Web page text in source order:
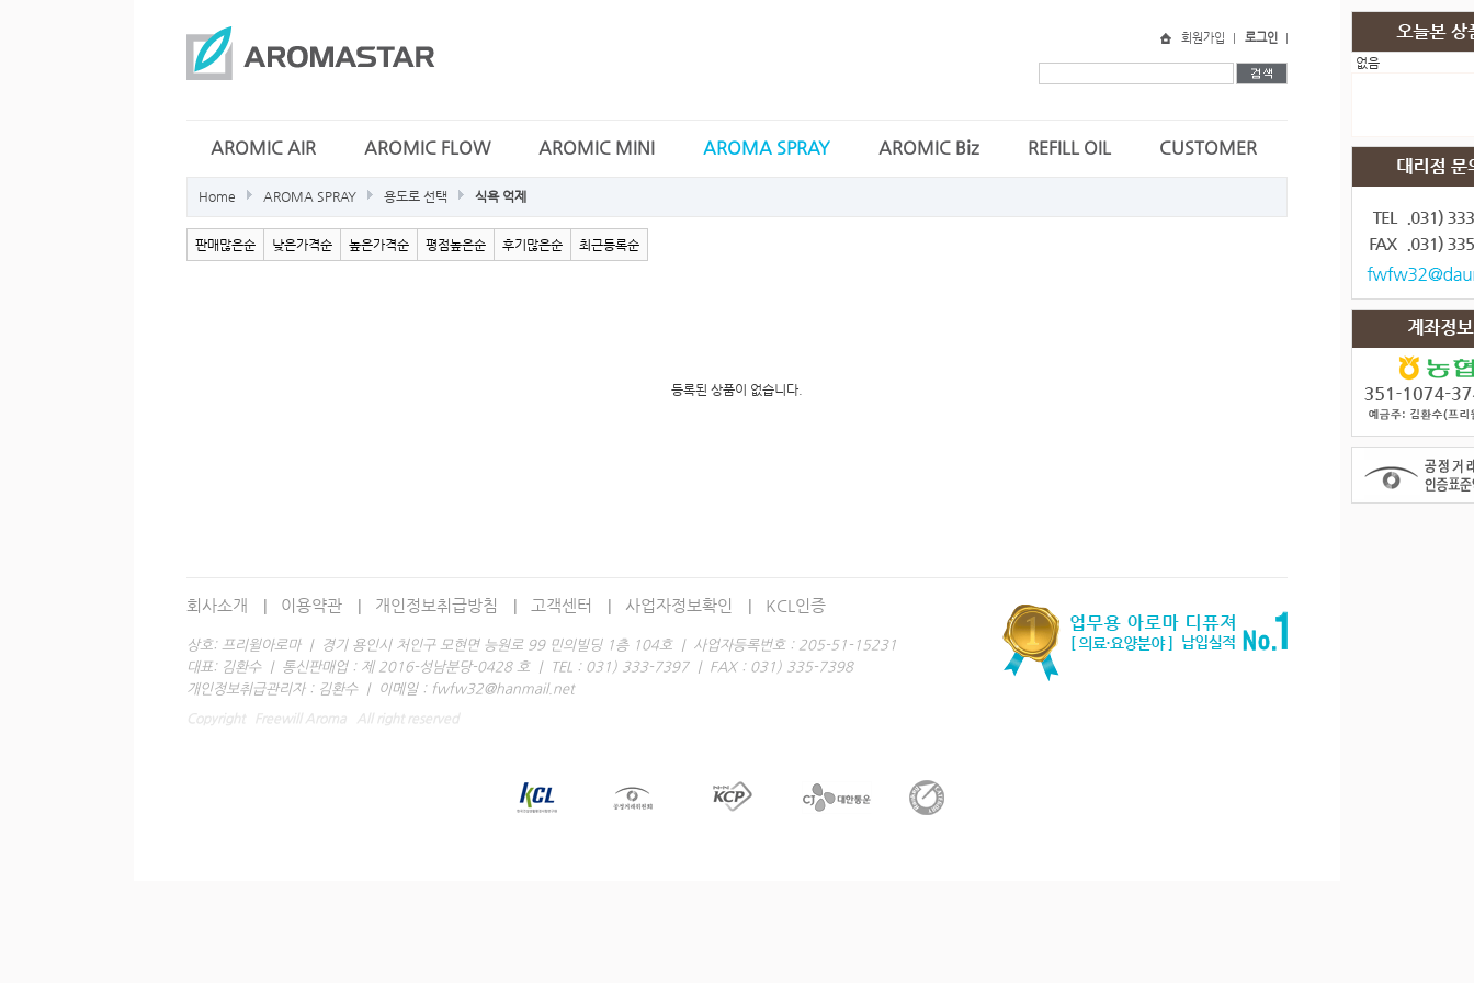
회원가입 로그인
AROMIC AIR AROMIC FLOW AROMIC MINI AROMA SPRAY AROMIC Biz REFILL OIL CUSTOMER
없음
Home AROMA SPRAY 용도로 선택 식욕 억제
판매많은순 낮은가격순 높은가격순 평점높은순 후기많은순 최근등록순
등록된 상품이 없습니다.
회사소개 이용약관 개인정보취급방침 고객센터 사업자정보확인 KCL인증
상호: 프리윌아로마 | 경기 용인시 처인구 모현면 능원로 99 민의빌딩 1층 104호 | 사업자등록번호 : 205-51-15231
대표: 김환수 | 통신판매업 : 제 2016-성남분당-0428 호 | TEL : 031) 333-7397 | FAX : 031) 335-7398
개인정보취급관리자 : 김환수 | 이메일 : fwfw32@hanmail.net
Copyright Freewill Aroma All right reserved